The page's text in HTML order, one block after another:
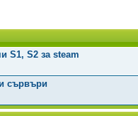
S1, S2 за steam
сървъри